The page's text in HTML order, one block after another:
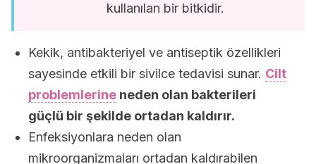
kullanılan bir bitkidir.
Kekik, antibakteriyel ve antiseptik özellikleri
sayesinde etkili bir sivilce tedavisi sunar. Cilt
problemlerine neden olan bakterileri
güçlü bir şekilde ortadan kaldırır.
Enfeksiyonlara neden olan
mikroorganizmaları ortadan kaldırabilen